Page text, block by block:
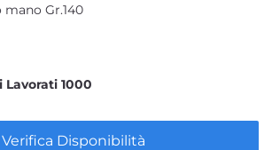
Gr.140
Lavorati 1000
Verifica Disponibilità